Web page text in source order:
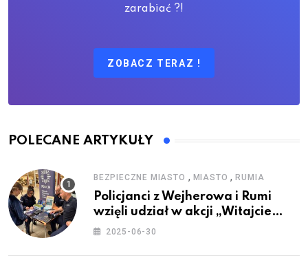
zarabiać ?!
ZOBACZ TERAZ !
POLECANE ARTYKUŁY
BEZPIECZNE MIASTO , MIASTO ,RUMIA
Policjanci z Wejherowa i Rumi
wzięli udział w akcji „Witajcie
Wakacje”
2025-06-30